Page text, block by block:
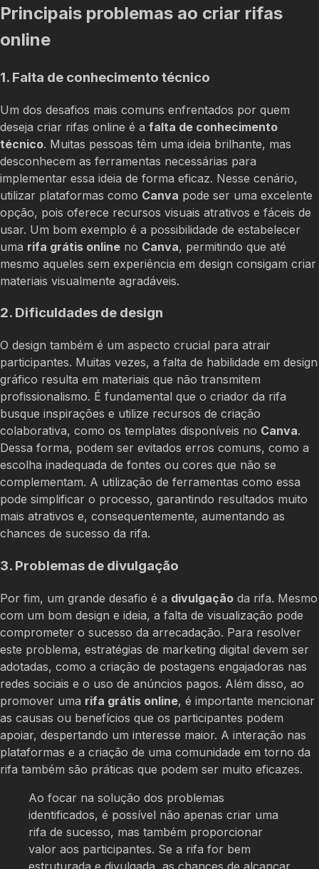
Principais problemas ao criar rifas
online
1. Falta de conhecimento técnico
Um dos desafios mais comuns enfrentados por quem
deseja criar rifas online é a falta de conhecimento
técnico. Muitas pessoas têm uma ideia brilhante, mas
desconhecem as ferramentas necessárias para
implementar essa ideia de forma eficaz. Nesse cenário,
utilizar plataformas como Canva pode ser uma excelente
opção, pois oferece recursos visuais atrativos e fáceis de
usar. Um bom exemplo é a possibilidade de estabelecer
uma rifa grátis online no Canva, permitindo que até
mesmo aqueles sem experiência em design consigam criar
materiais visualmente agradáveis.
2. Dificuldades de design
O design também é um aspecto crucial para atrair
participantes. Muitas vezes, a falta de habilidade em design
gráfico resulta em materiais que não transmitem
profissionalismo. É fundamental que o criador da rifa
busque inspirações e utilize recursos de criação
colaborativa, como os templates disponíveis no Canva.
Dessa forma, podem ser evitados erros comuns, como a
escolha inadequada de fontes ou cores que não se
complementam. A utilização de ferramentas como essa
pode simplificar o processo, garantindo resultados muito
mais atrativos e, consequentemente, aumentando as
chances de sucesso da rifa.
3. Problemas de divulgação
Por fim, um grande desafio é a divulgação da rifa. Mesmo
com um bom design e ideia, a falta de visualização pode
comprometer o sucesso da arrecadação. Para resolver
este problema, estratégias de marketing digital devem ser
adotadas, como a criação de postagens engajadoras nas
redes sociais e o uso de anúncios pagos. Além disso, ao
promover uma rifa grátis online, é importante mencionar
as causas ou benefícios que os participantes podem
apoiar, despertando um interesse maior. A interação nas
plataformas e a criação de uma comunidade em torno da
rifa também são práticas que podem ser muito eficazes.
Ao focar na solução dos problemas
identificados, é possível não apenas criar uma
rifa de sucesso, mas também proporcionar
valor aos participantes. Se a rifa for bem
estruturada e divulgada, as chances de alcançar